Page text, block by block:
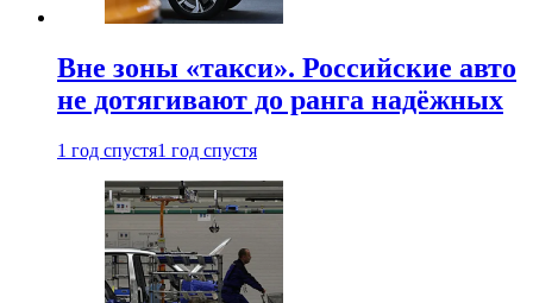
Вне зоны «такси». Российские авто
не дотягивают до ранга надёжных
1 год спустя1 год спустя